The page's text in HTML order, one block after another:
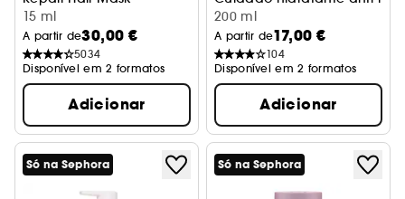
Cabelo Danificado - Formato Viagem
15 ml
A partir de30,00 €
5034
Disponível em 2 formatos
Adicionar
200 ml
A partir de17,00 €
104
Disponível em 2 formatos
Adicionar
Só na Sephora Só na Sephora